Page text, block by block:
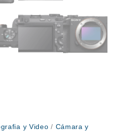
y Video / Cámara y